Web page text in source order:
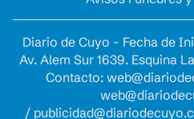
Diario de Cuyo - Fecha de
Av. Alem Sur 1639. Esquina
Contacto:
/